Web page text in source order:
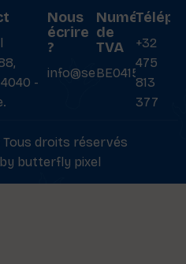
-
Nous
écrire
?
info@setransmat.com
Numéro
de
TVA
BE0415027069
+32
475
813
377
droits réservés
butterfly pixel